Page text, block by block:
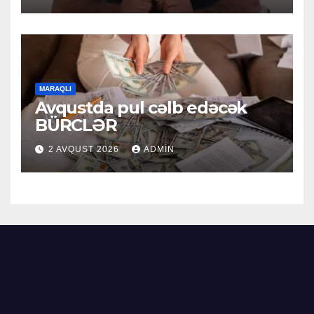
MARAQLI
Avqustda pul cəlb edəcək
BÜRCLƏR
2 AVQUST 2026 ADMIN